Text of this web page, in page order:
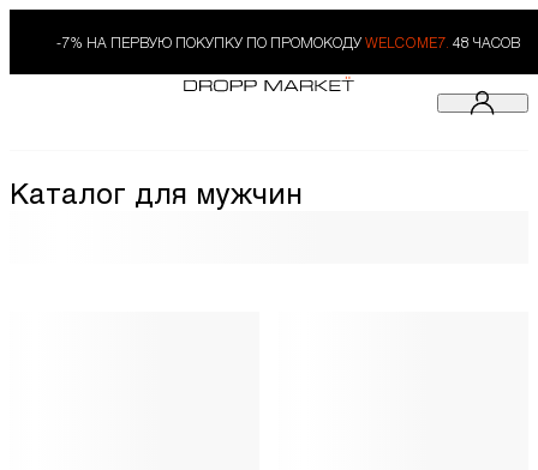
-7% НА ПЕРВУЮ ПОКУПКУ ПО ПРОМОКОДУ WELCOME7. 48 ЧАСОВ
Каталог для мужчин